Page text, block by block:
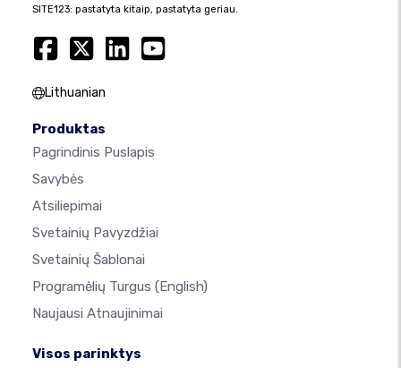
SITE123: pastatyta kitaip, pastatyta geriau.
Lithuanian
Produktas
Pagrindinis Puslapis
Savybės
Atsiliepimai
Svetainių Pavyzdžiai
Svetainių Šablonai
Programėlių Turgus (English)
Naujausi Atnaujinimai
Visos parinktys